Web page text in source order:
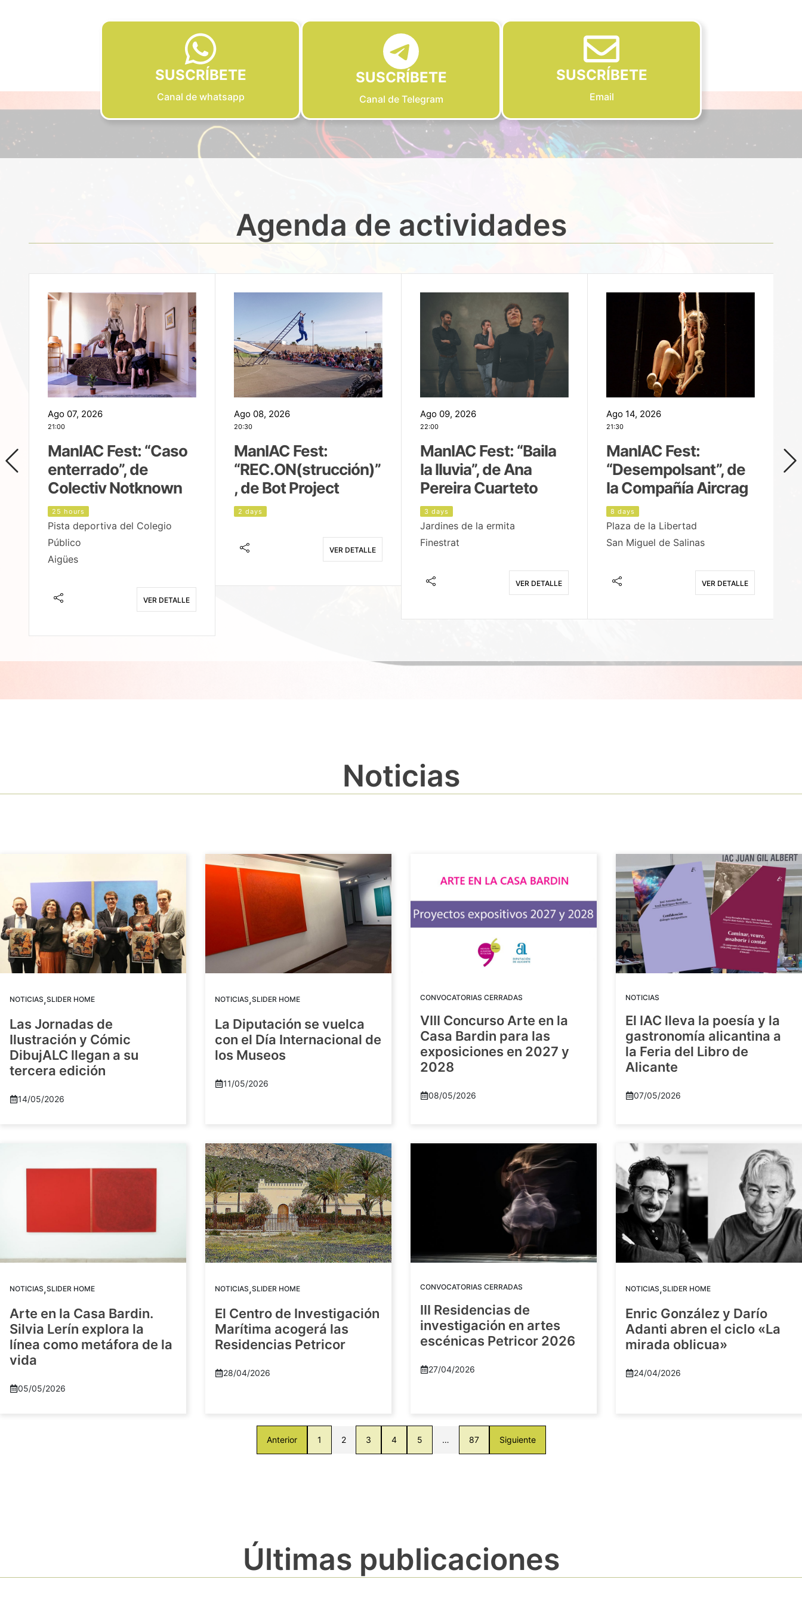
SUSCRÍBETE
Canal de whatsapp
SUSCRÍBETE
Canal de Telegram
SUSCRÍBETE
Email
Agenda de actividades
Ago 07, 2026
21:00
ManIAC Fest: “Caso
enterrado”, de
Colectiv Notknown
25 hours
Pista deportiva del Colegio
Público
Aigües
VER DETALLE
Ago 08, 2026
20:30
ManIAC Fest:
“REC.ON(strucción)”
, de Bot Project
2 days
VER DETALLE
Ago 09, 2026
22:00
ManIAC Fest: “Baila
la lluvia”, de Ana
Pereira Cuarteto
3 days
Jardines de la ermita
Finestrat
VER DETALLE
Ago 14, 2026
21:30
ManIAC Fest:
“Desempolsant”, de
la Compañía Aircrag
8 days
Plaza de la Libertad
San Miguel de Salinas
VER DETALLE
Noticias
NOTICIAS,SLIDER HOME
Las Jornadas de
Ilustración y Cómic
DibujALC llegan a su
tercera edición
14/05/2026
NOTICIAS,SLIDER HOME
La Diputación se vuelca
con el Día Internacional de
los Museos
11/05/2026
CONVOCATORIAS CERRADAS
VIII Concurso Arte en la
Casa Bardin para las
exposiciones en 2027 y
2028
08/05/2026
NOTICIAS
El IAC lleva la poesía y la
gastronomía alicantina a
la Feria del Libro de
Alicante
07/05/2026
NOTICIAS,SLIDER HOME
Arte en la Casa Bardin.
Silvia Lerín explora la
línea como metáfora de la
vida
05/05/2026
NOTICIAS,SLIDER HOME
El Centro de Investigación
Marítima acogerá las
Residencias Petricor
28/04/2026
CONVOCATORIAS CERRADAS
III Residencias de
investigación en artes
escénicas Petricor 2026
27/04/2026
NOTICIAS,SLIDER HOME
Enric González y Darío
Adanti abren el ciclo «La
mirada oblicua»
24/04/2026
Anterior 1 2 3 4 5 … 87 Siguiente
Últimas publicaciones